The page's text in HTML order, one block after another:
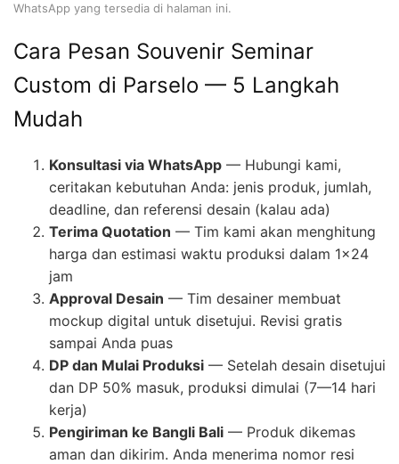
WhatsApp yang tersedia di halaman ini.
Cara Pesan Souvenir Seminar
Custom di Parselo — 5 Langkah
Mudah
Konsultasi via WhatsApp — Hubungi kami,
ceritakan kebutuhan Anda: jenis produk, jumlah,
deadline, dan referensi desain (kalau ada)
Terima Quotation — Tim kami akan menghitung
harga dan estimasi waktu produksi dalam 1×24
jam
Approval Desain — Tim desainer membuat
mockup digital untuk disetujui. Revisi gratis
sampai Anda puas
DP dan Mulai Produksi — Setelah desain disetujui
dan DP 50% masuk, produksi dimulai (7—14 hari
kerja)
Pengiriman ke Bangli Bali — Produk dikemas
aman dan dikirim. Anda menerima nomor resi